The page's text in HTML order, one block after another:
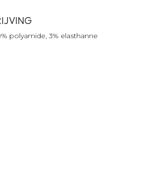
polyamide, 3% elasthanne